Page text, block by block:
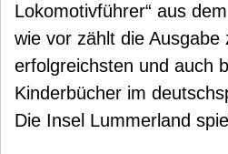
Lokomotivführer“ aus
wie vor zählt die Ausgabe
erfolgreichsten und auch
Kinderbücher im
Die Insel Lummerland